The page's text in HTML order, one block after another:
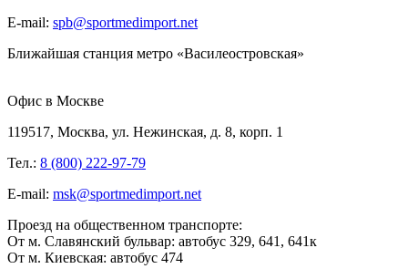
E-mail: spb@sportmedimport.net
Ближайшая станция метро «Василеостровская»
Офис в Москве
119517, Москва, ул. Нежинская, д. 8, корп. 1
Тел.: 8 (800) 222-97-79
E-mail: msk@sportmedimport.net
Проезд на общественном транспорте:
От м. Славянский бульвар: автобус 329, 641, 641к
От м. Киевская: автобус 474